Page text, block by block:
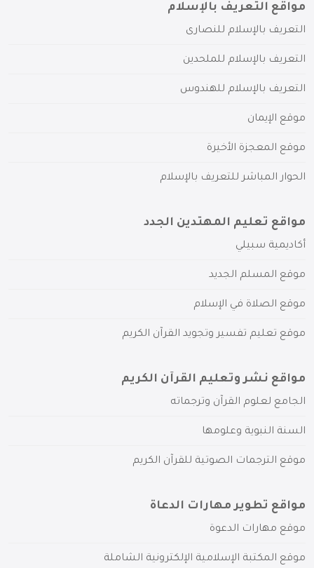
مواقع التعريف بالإسلام
التعريف بالإسلام للنصارى
التعريف بالإسلام للملحدين
التعريف بالإسلام للهندوس
موقع الإيمان
موقع المعجزة الأخيرة
الحوار المباشر للتعريف بالإسلام
مواقع تعليم المهتدين الجدد
أكاديمية سبيلي
موقع المسلم الجديد
موقع الصلاة في الإسلام
موقع تعليم تفسير وتجويد القرآن الكريم
مواقع نشر وتعليم القرآن الكريم
الجامع لعلوم القرآن وترجماته
السنة النبوية وعلومها
موقع الترجمات الصوتية للقرآن الكريم
مواقع تطوير مهارات الدعاة
موقع مهارات الدعوة
موقع المكتبة الإسلامية الإلكترونية الشاملة